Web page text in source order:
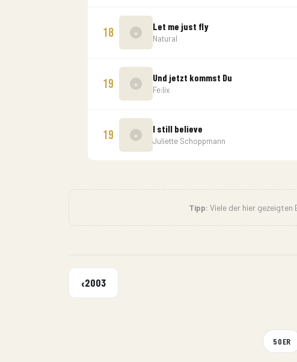
18 Let me just fly
Natural
19 Und jetzt kommst Du
Fe:lix
19 I still believe
Juliette Schoppmann
Tipp: Viele der hier gezeigten
‹2003
50ER